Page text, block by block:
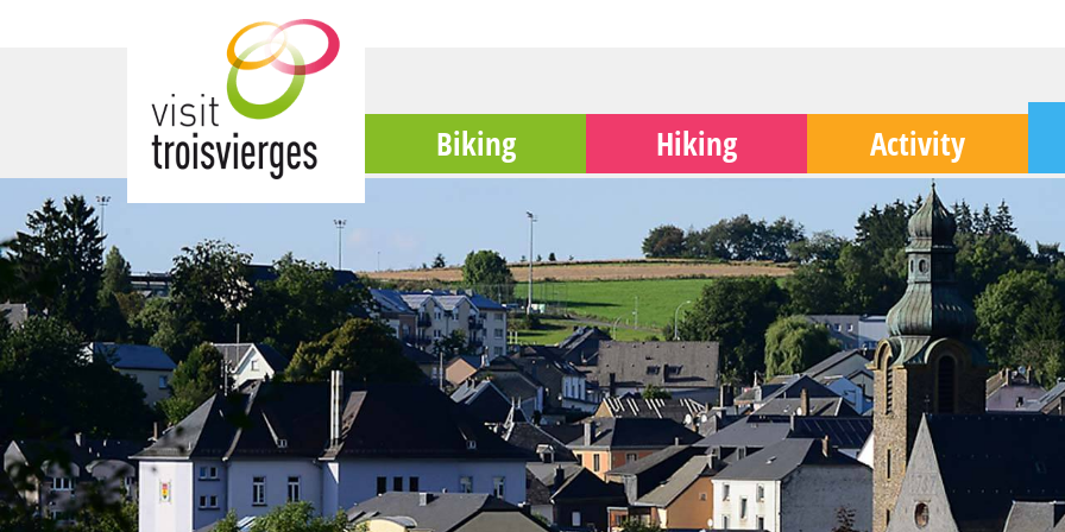
Biking Hiking Activity